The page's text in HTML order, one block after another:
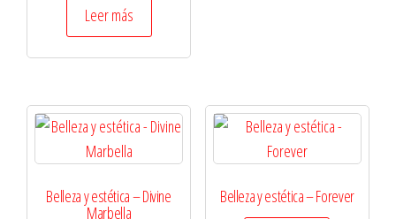
Leer más
Belleza y estética – Divine
Marbella
Belleza y estética – Forever